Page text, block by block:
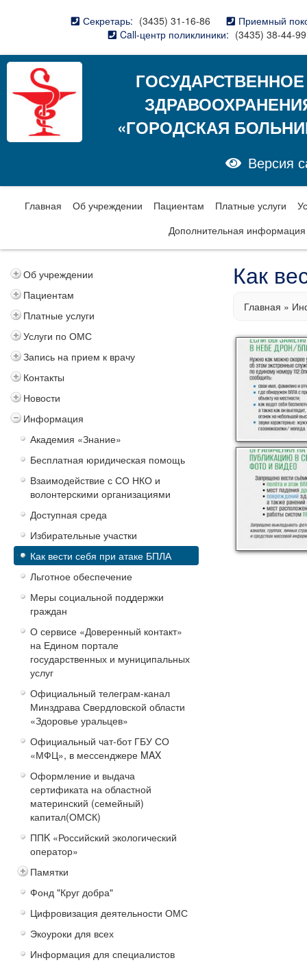
Секретарь: (3435) 31-16-86
Приемный
Call-центр поликлиники: (3435) 38-44-99
«ГОРОДСКАЯ
Версия
Главная Об учреждении Пациентам Платные услуги
Дополнительная информация
Об учреждении
Пациентам
Платные услуги
Услуги по ОМС
Запись на прием к врачу
Контакты
Новости
Информация
Академия «Знание»
Бесплатная юридическая помощь
Взаимодействие с СО НКО и
волонтерскими организациями
Доступная среда
Избирательные участки
Как вести себя при атаке БПЛА
Льготное обеспечение
Меры социальной поддержки
граждан
О сервисе «Доверенный контакт»
на Едином портале
государственных и муниципальных
услуг
Официальный телеграм-канал
Минздрава Свердловской области
«Здоровье уральцев»
Официальный чат-бот ГБУ СО
«МФЦ», в мессенджере MAX
Оформление и выдача
сертификата на областной
материнский (семейный)
капитал(ОМСК)
ППK «Российский экологический
оператор»
Памятки
Фонд "Круг добра"
Цифровизация деятельности ОМС
Экоуроки для всех
Информация для специалистов
Как
Главная »